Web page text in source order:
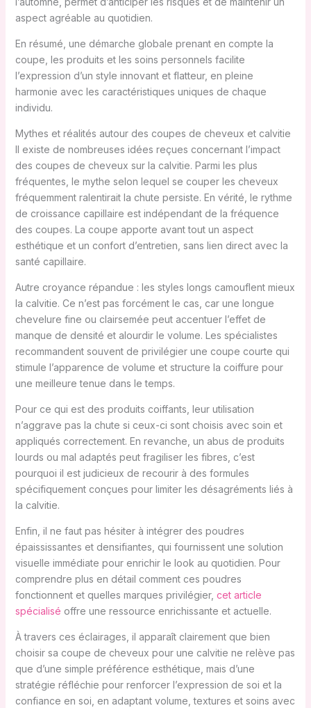
aspect agréable au quotidien.
En résumé, une démarche globale prenant en compte la
coupe, les produits et les soins personnels facilite
l’expression d’un style innovant et flatteur, en pleine
harmonie avec les caractéristiques uniques de chaque
individu.
Mythes et réalités autour des coupes de cheveux et calvitie
Il existe de nombreuses idées reçues concernant l’impact
des coupes de cheveux sur la calvitie. Parmi les plus
fréquentes, le mythe selon lequel se couper les cheveux
fréquemment ralentirait la chute persiste. En vérité, le rythme
de croissance capillaire est indépendant de la fréquence
des coupes. La coupe apporte avant tout un aspect
esthétique et un confort d’entretien, sans lien direct avec la
santé capillaire.
Autre croyance répandue : les styles longs camouflent mieux
la calvitie. Ce n’est pas forcément le cas, car une longue
chevelure fine ou clairsemée peut accentuer l’effet de
manque de densité et alourdir le volume. Les spécialistes
recommandent souvent de privilégier une coupe courte qui
stimule l’apparence de volume et structure la coiffure pour
une meilleure tenue dans le temps.
Pour ce qui est des produits coiffants, leur utilisation
n’aggrave pas la chute si ceux-ci sont choisis avec soin et
appliqués correctement. En revanche, un abus de produits
lourds ou mal adaptés peut fragiliser les fibres, c’est
pourquoi il est judicieux de recourir à des formules
spécifiquement conçues pour limiter les désagréments liés à
la calvitie.
Enfin, il ne faut pas hésiter à intégrer des poudres
épaississantes et densifiantes, qui fournissent une solution
visuelle immédiate pour enrichir le look au quotidien. Pour
comprendre plus en détail comment ces poudres
fonctionnent et quelles marques privilégier, cet article
spécialisé offre une ressource enrichissante et actuelle.
À travers ces éclairages, il apparaît clairement que bien
choisir sa coupe de cheveux pour une calvitie ne relève pas
que d’une simple préférence esthétique, mais d’une
stratégie réfléchie pour renforcer l’expression de soi et la
confiance en soi, en adaptant volume, textures et soins avec